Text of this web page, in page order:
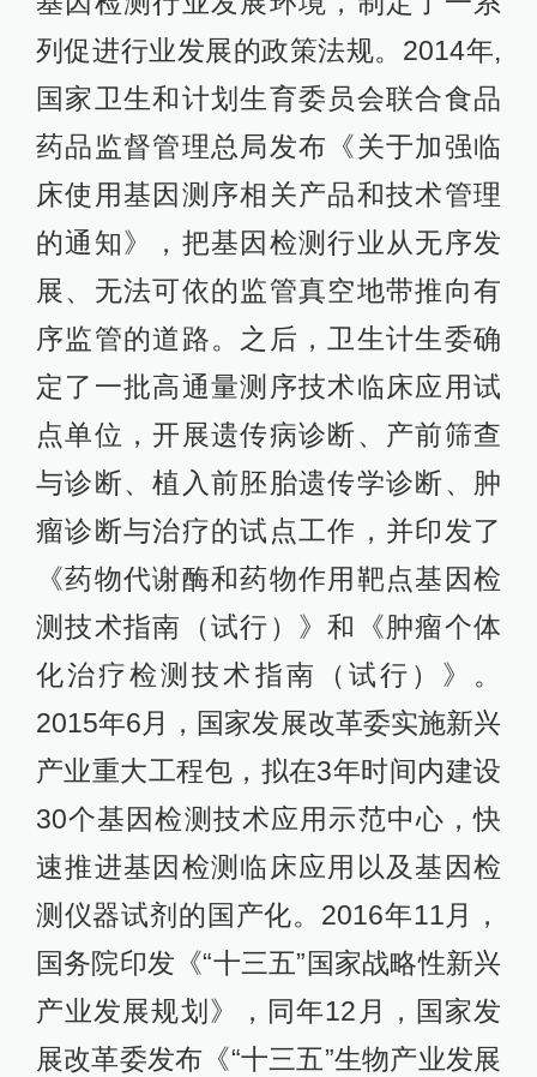
列促进行业发展的政策法规。2014年,
国家卫生和计划生育委员会联合食品
药品监督管理总局发布《关于加强临
床使用基因测序相关产品和技术管理
的通知》，把基因检测行业从无序发
展、无法可依的监管真空地带推向有
序监管的道路。之后，卫生计生委确
定了一批高通量测序技术临床应用试
点单位，开展遗传病诊断、产前筛查
与诊断、植入前胚胎遗传学诊断、肿
瘤诊断与治疗的试点工作，并印发了
《药物代谢酶和药物作用靶点基因检
测技术指南（试行）》和《肿瘤个体
化治疗检测技术指南（试行）》。
2015年6月，国家发展改革委实施新兴
产业重大工程包，拟在3年时间内建设
30个基因检测技术应用示范中心，快
速推进基因检测临床应用以及基因检
测仪器试剂的国产化。2016年11月，
国务院印发《“十三五”国家战略性新兴
产业发展规划》，同年12月，国家发
展改革委发布《“十三五”生物产业发展